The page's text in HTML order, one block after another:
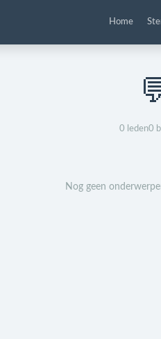
Home
0 leden0
Nog geen